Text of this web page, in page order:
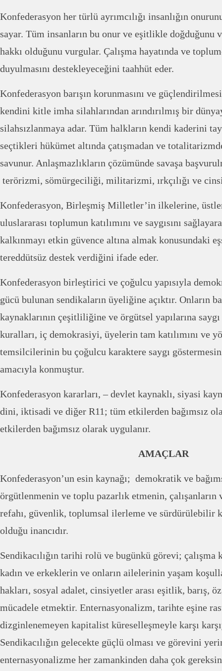
Konfederasyon her türlü ayrımcılığı insanlığın
sayar. Tüm insanların bu onur ve eşitlikle doğduğunu
hakkı olduğunu vurgular. Çalışma hayatında ve
duyulmasını destekleyeceğini taahhüt eder.
Konfederasyon barışın korunmasını ve
kendini kitle imha silahlarından arındırılmış bir
silahsızlanmaya adar. Tüm halkların kendi kaderini
seçtikleri hükümet altında çatışmadan ve
savunur. Anlaşmazlıkların çözümünde savaşa
terörizmi, sömürgeciliği, militarizmi, ırkçılığı ve
Konfederasyon, Birleşmiş Milletler’in ilkelerine,
uluslararası toplumun katılımını ve saygısını
kalkınmayı etkin güvence altına almak konusundaki
tereddütsüz destek verdiğini ifade eder.
Konfederasyon birleştirici ve çoğulcu yapısıyla
gücü bulunan sendikaların üyeliğine açıktır. Onların
kaynaklarının çeşitliliğine ve örgütsel yapılarına
kuralları, iç demokrasiyi, üyelerin tam katılımını ve
temsilcilerinin bu çoğulcu karaktere saygı
amacıyla konmuştur.
Konfederasyon kararları, – devlet kaynaklı, siyasi
dini, iktisadi ve diğer R11; tüm etkilerden bağımsız
etkilerden bağımsız olarak uygulanır.
AMAÇLAR
Konfederasyon’un esin kaynağı; demokratik ve
örgütlenmenin ve toplu pazarlık etmenin,
refahı, güvenlik, toplumsal ilerleme ve sürdürülebilir
olduğu inancıdır.
Sendikacılığın tarihi rolü ve bugünkü görevi; çalışma
kadın ve erkeklerin ve onların ailelerinin yaşam
hakları, sosyal adalet, cinsiyetler arası eşitlik, barış,
mücadele etmektir. Enternasyonalizm, tarihte eşine
dizginlenemeyen kapitalist küreselleşmeyle karşı
Sendikacılığın gelecekte güçlü olması ve görevini
enternasyonalizme her zamankinden daha çok